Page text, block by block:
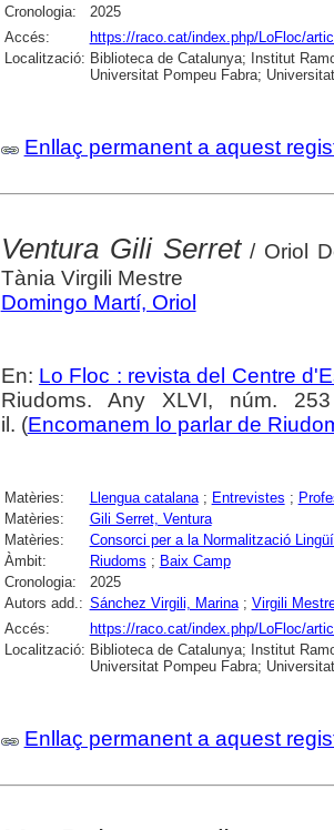
Cronologia:
2025
Accés:
https://raco.cat/index.php/LoFloc/
Localització: Biblioteca de Catalunya; Institut
Universitat Pompeu Fabra;
Enllaç permanent a aquest
Ventura Gili Serret/ Oriol
Tània Virgili Mestre
Domingo Martí, Oriol
En: Lo Floc : revista del Centre
Riudoms. Any XLVI, núm.
il. (Encomanem lo parlar de
Matèries: Llengua catalana; Entrevistes ;
Matèries:
Gili Serret, Ventura
Matèries:
Consorci per a la Normalització
Àmbit:
Riudoms ; Baix Camp
Cronologia:
2025
Autors add.: Sánchez Virgili, Marina; Virgili
Accés:
https://raco.cat/index.php/LoFloc/
Localització: Biblioteca de Catalunya; Institut
Universitat Pompeu Fabra;
Enllaç permanent a aquest